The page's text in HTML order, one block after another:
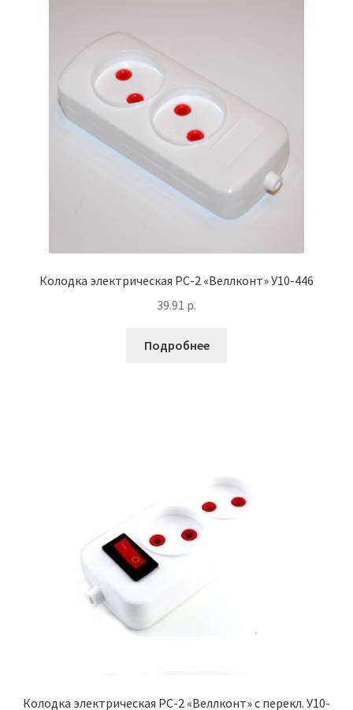
Колодка электрическая РС-2 «Веллконт» У10-446
39.91 р.
Подробнее
Колодка электрическая РС-2 «Веллконт» с перекл. У10-